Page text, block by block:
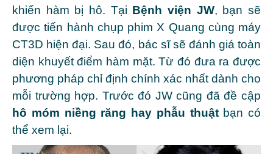
khiến hàm bị hô. Tại Bệnh viện JW, bạn sẽ
được tiến hành chụp phim X Quang cùng máy
CT3D hiện đại. Sau đó, bác sĩ sẽ đánh giá toàn
diện khuyết điểm hàm mặt. Từ đó đưa ra được
phương pháp chỉ định chính xác nhất dành cho
mỗi trường hợp. Trước đó JW cũng đã đề cập
hô móm niềng răng hay phẫu thuậtbạn có
thể xem lại.